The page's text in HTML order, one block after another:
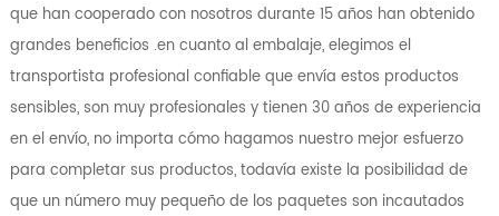
que han cooperado con nosotros durante 15 años han obtenido
grandes beneficios .en cuanto al embalaje, elegimos el
transportista profesional confiable que envía estos productos
sensibles, son muy profesionales y tienen 30 años de experiencia
en el envío, no importa cómo hagamos nuestro mejor esfuerzo
para completar sus productos, todavía existe la posibilidad de
que un número muy pequeño de los paquetes son incautados